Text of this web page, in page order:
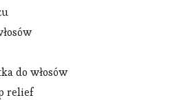
do włosów
relief